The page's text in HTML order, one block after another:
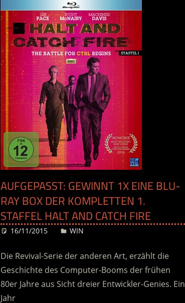
AUFGEPASST: GEWINNT 1X EINE BLU-
RAY BOX DER KOMPLETTEN 1.
STAFFEL HALT AND CATCH FIRE
16/11/2015 Desiree
WIN
Die Revival-Serie der anderen Art, erzählt die
Geschichte des Computer-Booms der frühen
80er Jahre aus Sicht dreier Entwickler-Genies. Ein
Jahr